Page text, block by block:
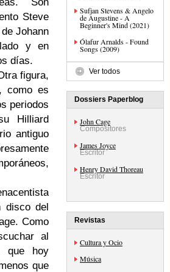
Steve
Johann
y en
días.
figura,
como es
periodos
Hilliard
antiguo
disco del
Como
al
que hoy
que
Sufjan Stevens & Angelo
de Augustine - A
Beginner's Mind (2021)
Ólafur Arnalds - Found
Songs (2009)
Ver todos
Dossiers Paperblog
John Cage
Compositores
James Joyce
Escritor
Henry David Thoreau
Escritor
Revistas
Cultura y Ocio
Música